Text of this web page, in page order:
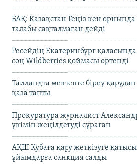
БАҚ: Қазақстан Теңіз кен орнында
талабы сақталмаған дейді
Ресейдің Екатеринбург
соң Wildberries қоймасы өртенді
Таиландта мектепте біреу
қаза тапты
Прокуратура журналист
үкімін жеңілдетуді сұраған
АҚШ Кубаға қару жеткізуге
ұйымдарға санкция салды